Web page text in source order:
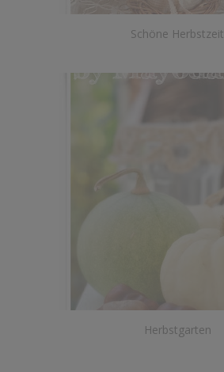
Schöne Herbstzeit
Herbstgarten